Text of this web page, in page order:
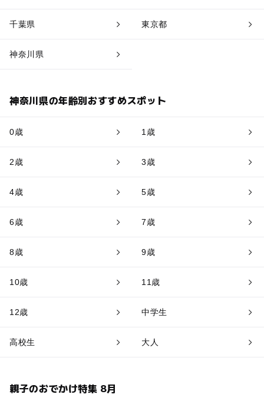
千葉県 東京都
神奈川県
神奈川県の年齢別おすすめスポット
0歳 1歳
2歳 3歳
4歳 5歳
6歳 7歳
8歳 9歳
10歳 11歳
12歳 中学生
高校生 大人
親子のおでかけ特集 8月